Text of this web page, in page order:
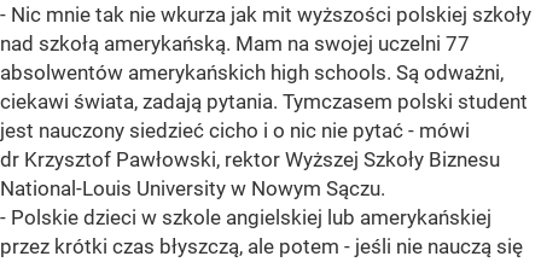
- Nic mnie tak nie wkurza jak mit wyższości polskiej szkoły
nad szkołą amerykańską. Mam na swojej uczelni 77
absolwentów amerykańskich high schools. Są odważni,
ciekawi świata, zadają pytania. Tymczasem polski student
jest nauczony siedzieć cicho i o nic nie pytać - mówi
dr Krzysztof Pawłowski, rektor Wyższej Szkoły Biznesu
National-Louis University w Nowym Sączu.
- Polskie dzieci w szkole angielskiej lub amerykańskiej
przez krótki czas błyszczą, ale potem - jeśli nie nauczą się